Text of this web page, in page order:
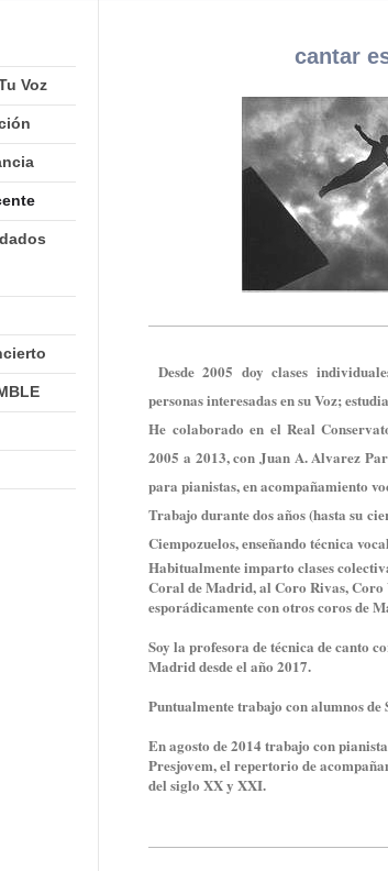
Voz
cantar
Desde 2005 doy clases
personas interesadas en su Voz;
He colaborado en el Real
2005 a 2013, con Juan A. Alvarez
para pianistas, en acompañamiento
Trabajo durante dos años (hasta su
Ciempozuelos, enseñando técnica
Habitualmente imparto clases
Coral de Madrid, al Coro Rivas, Coro
esporádicamente con otros coros de
Soy la profesora de técnica de canto
Madrid desde el año 2017.
Puntualmente trabajo con alumnos de
En agosto de 2014 trabajo con
Presjovem, el repertorio de
del siglo XX y XXI.